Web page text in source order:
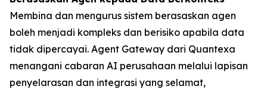
Membina dan mengurus sistem berasaskan agen
boleh menjadi kompleks dan berisiko apabila data
tidak dipercayai. Agent Gateway dari Quantexa
menangani cabaran AI perusahaan melalui lapisan
penyelarasan dan integrasi yang selamat,